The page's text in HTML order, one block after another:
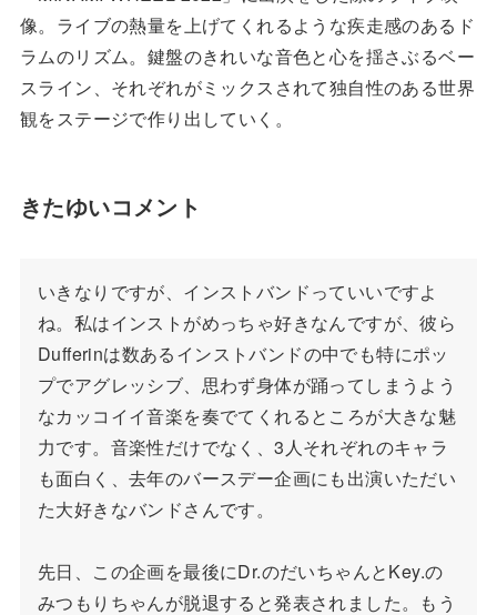
像。ライブの熱量を上げてくれるような疾走感のあるド
ラムのリズム。鍵盤のきれいな音色と心を揺さぶるベー
スライン、それぞれがミックスされて独自性のある世界
観をステージで作り出していく。
きたゆいコメント
いきなりですが、インストバンドっていいですよ
ね。私はインストがめっちゃ好きなんですが、彼ら
Dufferinは数あるインストバンドの中でも特にポッ
プでアグレッシブ、思わず身体が踊ってしまうよう
なカッコイイ音楽を奏でてくれるところが大きな魅
力です。音楽性だけでなく、3人それぞれのキャラ
も面白く、去年のバースデー企画にも出演いただい
た大好きなバンドさんです。
先日、この企画を最後にDr.のだいちゃんとKey.の
みつもりちゃんが脱退すると発表されました。もう